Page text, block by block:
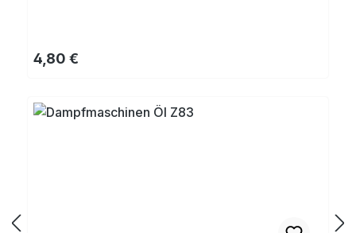
Regulärer Preis:
4,80 €